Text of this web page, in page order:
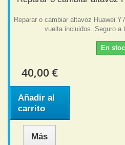
Reparar o cambiar altavoz Huawei
vuelta incluidos. Seguro a
En
40,00 €
Añadir al
carrito
Más